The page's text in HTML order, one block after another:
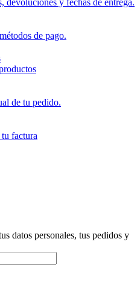
de pago.
de tu pedido.
factura
datos personales, tus pedidos y